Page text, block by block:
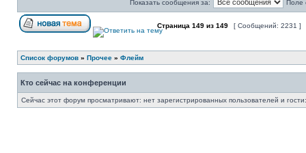
Показать сообщения за: Поле
Страница 149 из 149 [ Сообщений: 2231 ]
Список форумов » Прочее » Флейм
Кто сейчас на конференции
Сейчас этот форум просматривают: нет зарегистрированных пользователей и